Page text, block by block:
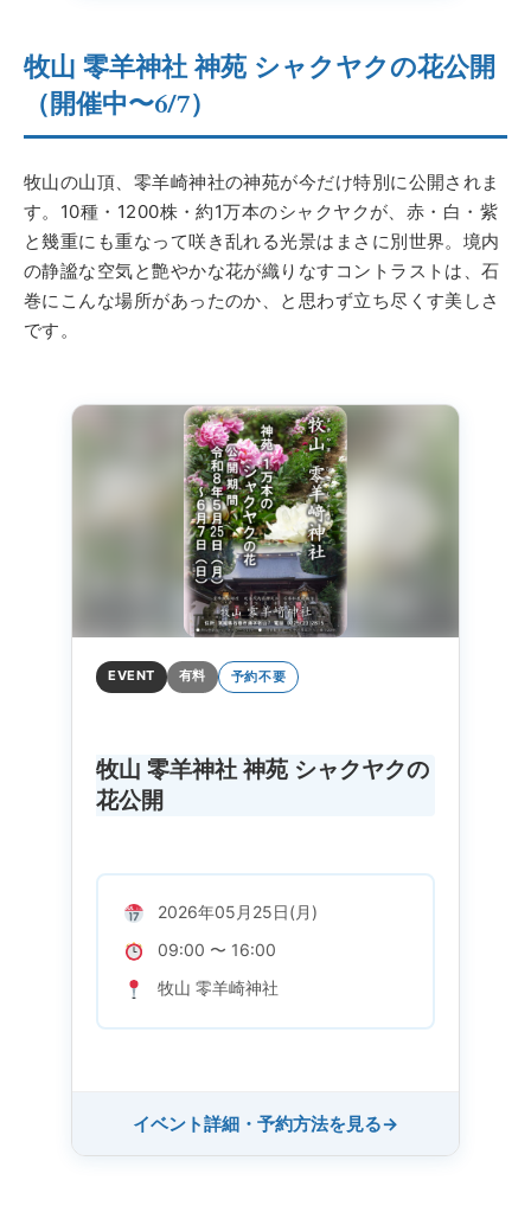
牧山 零羊神社 神苑 シャクヤクの花公開
（開催中〜6/7）
牧山の山頂、零羊崎神社の神苑が今だけ特別に公開されま
す。10種・1200株・約1万本のシャクヤクが、赤・白・紫
と幾重にも重なって咲き乱れる光景はまさに別世界。境内
の静謐な空気と艶やかな花が織りなすコントラストは、石
巻にこんな場所があったのか、と思わず立ち尽くす美しさ
です。
EVENT 有料 予約不要
牧山 零羊神社 神苑 シャクヤクの
花公開
2026年05月25日(月)
09:00 〜 16:00
牧山 零羊崎神社
イベント詳細・予約方法を見る→